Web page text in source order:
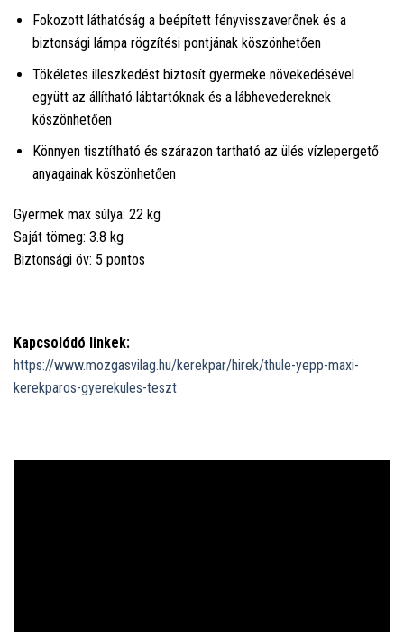
Fokozott láthatóság a beépített fényvisszaverőnek és a
biztonsági lámpa rögzítési pontjának köszönhetően
Tökéletes illeszkedést biztosít gyermeke növekedésével
együtt az állítható lábtartóknak és a lábhevedereknek
köszönhetően
Könnyen tisztítható és szárazon tartható az ülés vízlepergető
anyagainak köszönhetően
Gyermek max súlya: 22 kg
Saját tömeg: 3.8 kg
Biztonsági öv: 5 pontos
Kapcsolódó linkek:
https://www.mozgasvilag.hu/kerekpar/hirek/thule-yepp-maxi-
kerekparos-gyerekules-teszt